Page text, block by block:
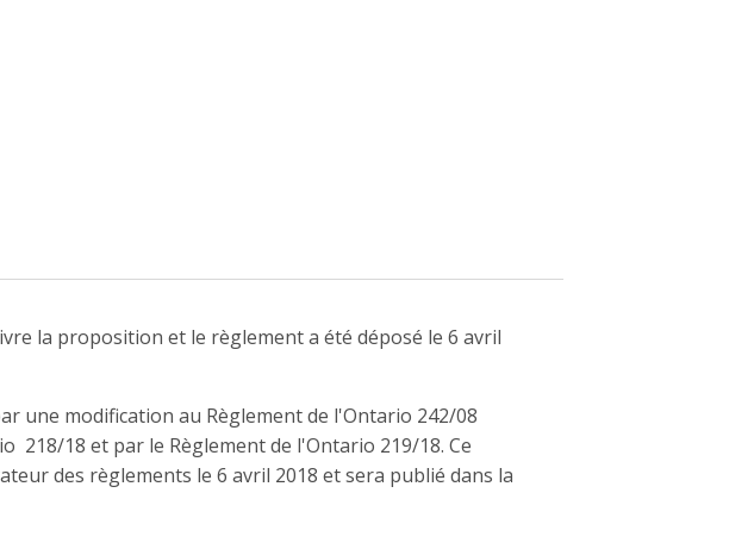
la proposition et le règlement a été déposé le 6 avril
une modification au Règlement de l'Ontario 242/08
218/18 et par le Règlement de l'Ontario 219/18. Ce
des règlements le 6 avril 2018 et sera publié dans la